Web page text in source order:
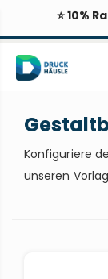
⭐ 10%
Inhalt
springen
Konfiguriere
unseren